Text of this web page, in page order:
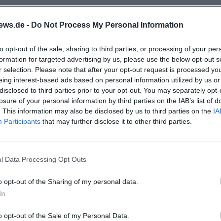
- Do Not Process My Personal Information
opt-out of the sale, sharing to third parties, or processing of your
for targeted advertising by us, please use the below opt-out
selection. Please note that after your opt-out request is processed
interest-based ads based on personal information utilized by us
to third parties prior to your opt-out. You may separately
of your personal information by third parties on the IAB’s list of
This information may also be disclosed by us to third parties on the
Participants that may further disclose it to other third parties.
Data Processing Opt Outs
opt-out of the Sharing of my personal data.
opt-out of the Sale of my Personal Data.
vor Ort führt die Ausschilderung zur
befestigte Parkplätze, breite Wege und
selbst ist für große Besucherströme
und Komfort.
Das Brunnenfest in Kreuth verbindet
Turnierzentrums. Wer entspannte Stunden mit
Termin und erlebt das Fest live vor Ort.